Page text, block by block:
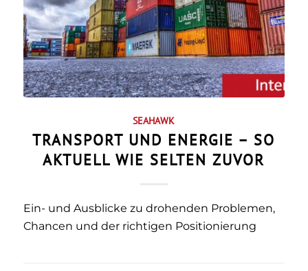
SEAHAWK
TRANSPORT UND ENERGIE – SO
AKTUELL WIE SELTEN ZUVOR
Ein- und Ausblicke zu drohenden Problemen,
Chancen und der richtigen Positionierung